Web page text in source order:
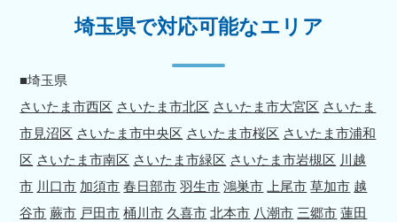
埼玉県で対応可能なエリア
■埼玉県
さいたま市西区 さいたま市北区 さいたま市大宮区 さいたま
市見沼区 さいたま市中央区 さいたま市桜区 さいたま市浦和
区 さいたま市南区 さいたま市緑区 さいたま市岩槻区 川越
市 川口市 加須市 春日部市 羽生市 鴻巣市 上尾市 草加市 越
谷市 蕨市 戸田市 桶川市 久喜市 北本市 八潮市 三郷市 蓮田